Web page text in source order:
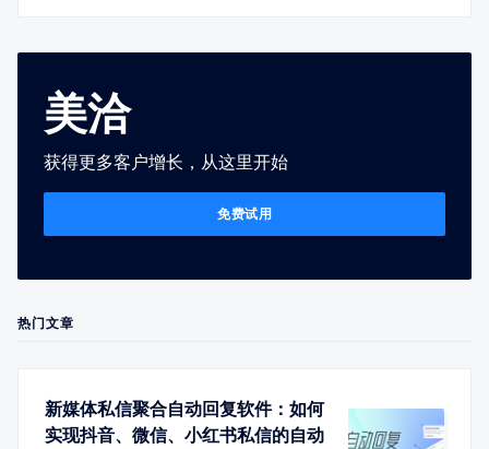
美洽
获得更多客户增长，从这里开始
免费试用
热门文章
新媒体私信聚合自动回复软件：如何
实现抖音、微信、小红书私信的自动